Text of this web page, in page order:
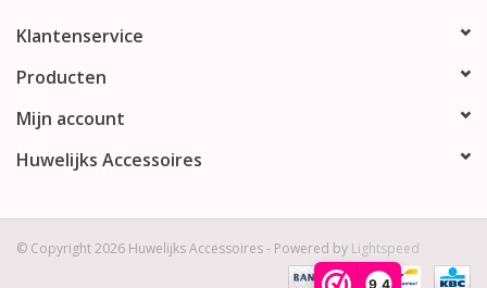
9,4
Klantenservice
Producten
Mijn account
Huwelijks Accessoires
© Copyright 2026 Huwelijks Accessoires - Powered by Lightspeed